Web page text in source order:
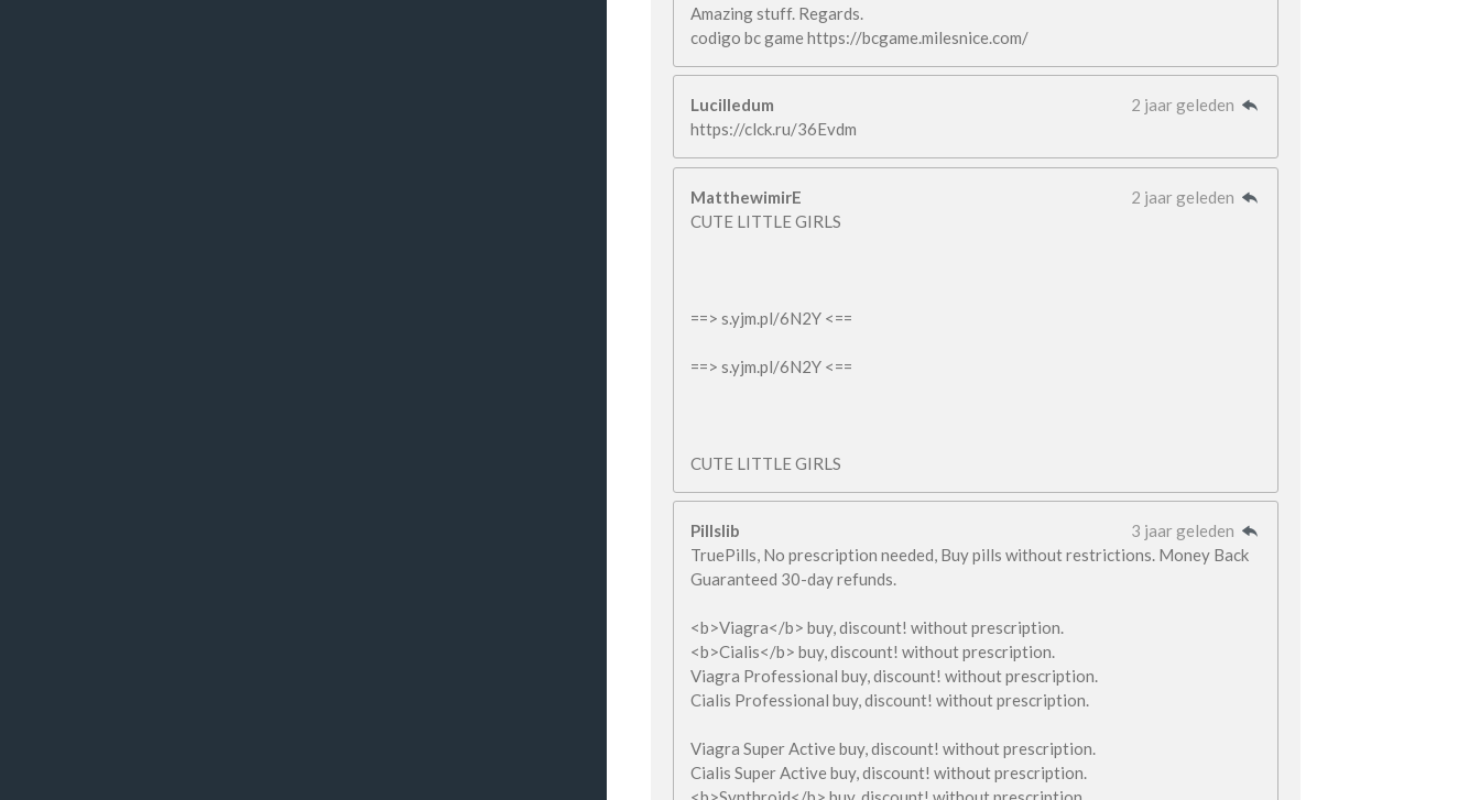
Amazing stuff. Regards.
codigo bc game https://bcgame.milesnice.com/
Lucilledum
2 jaar geleden
https://clck.ru/36Evdm
MatthewimirE
2 jaar geleden
CUTE LITTLE GIRLS
==> s.yjm.pl/6N2Y <==
==> s.yjm.pl/6N2Y <==
CUTE LITTLE GIRLS
Pillslib
3 jaar geleden
TruePills, No prescription needed, Buy pills without restrictions. Money Back
Guaranteed 30-day refunds.
<b>Viagra</b> buy, discount! without prescription.
<b>Cialis</b> buy, discount! without prescription.
Viagra Professional buy, discount! without prescription.
Cialis Professional buy, discount! without prescription.
Viagra Super Active buy, discount! without prescription.
Cialis Super Active buy, discount! without prescription.